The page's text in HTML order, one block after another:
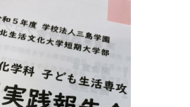
お問い合わせ
各種証明書